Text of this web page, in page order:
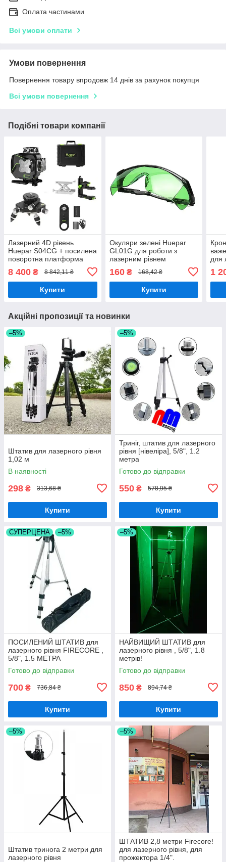
Оплата частинами
Всі умови оплати
Умови повернення
Повернення товару впродовж 14 днів за рахунок покупця
Всі умови повернення
Подібні товари компанії
Лазерний 4D рівень
Huepar S04CG + посилена
поворотна платформа
мікропідстройкою
8 400 ₴ 8 842,11 ₴
Купити
Окуляри зелені Huepar
GL01G для роботи з
лазерним рівнем
160₴ 168,42 ₴
Купити
для
1
Акційні пропозиції та новинки
–5%
Штатив для лазерного рівня
1,02 м
В наявності
298 ₴ 313,68 ₴
Купити
–5%
Триніг, штатив для лазерного
рівня [нівеліра], 5/8", 1.2
метра
Готово до відправки
550 ₴ 578,95 ₴
Купити
СУПЕРЦЕНА –5%
ПОСИЛЕНИЙ ШТАТИВ для
лазерного рівня FIRECORE ,
5/8", 1.5 МЕТРА
Готово до відправки
700 ₴ 736,84 ₴
Купити
–5%
НАЙВИЩИЙ ШТАТИВ для
лазерного рівня , 5/8", 1.8
метрів!
Готово до відправки
850 ₴ 894,74 ₴
Купити
–5%
Штатив тринога 2 метри для
лазерного рівня
–5%
ШТАТИВ 2,8 метри Firecore!
для лазерного рівня, для
прожектора 1/4".